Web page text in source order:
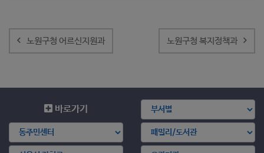
내
비 노원구청 어르신지원과 노원구청 복지정책과
바로가기